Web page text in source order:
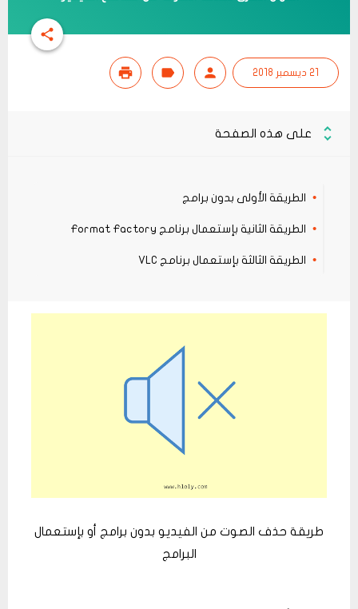
21 ديسمبر 2018
على هذه الصفحة
الطريقة الأولى بدون برامج
الطريقة الثانية بإستعمال برنامج Format Factory
الطريقة الثالثة بإستعمال برنامج VLC
طريقة حذف الصوت من الفيديو بدون برامج أو بإستعمال
البرامج